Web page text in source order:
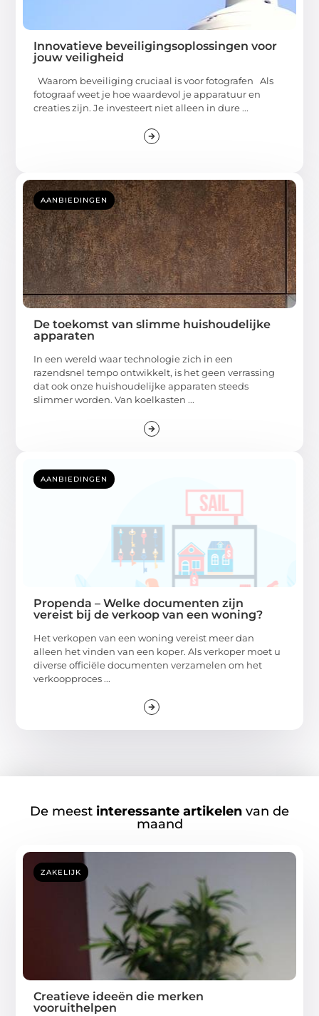
Innovatieve beveiligingsoplossingen voor
jouw veiligheid
Waarom beveiliging cruciaal is voor fotografen Als
fotograaf weet je hoe waardevol je apparatuur en
creaties zijn. Je investeert niet alleen in dure ...
AANBIEDINGEN
De toekomst van slimme huishoudelijke
apparaten
In een wereld waar technologie zich in een
razendsnel tempo ontwikkelt, is het geen verrassing
dat ook onze huishoudelijke apparaten steeds
slimmer worden. Van koelkasten ...
AANBIEDINGEN
Propenda – Welke documenten zijn
vereist bij de verkoop van een woning?
Het verkopen van een woning vereist meer dan
alleen het vinden van een koper. Als verkoper moet u
diverse officiële documenten verzamelen om het
verkoopproces ...
De meest interessante artikelen van de
maand
ZAKELIJK
Creatieve ideeën die merken
vooruithelpen